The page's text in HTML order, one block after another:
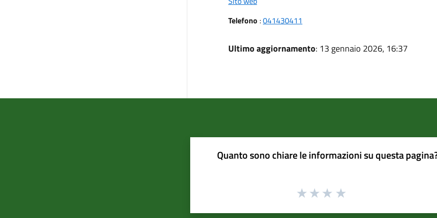
Telefono :041430411
Ultimo aggiornamento: 13 gennaio 2026, 16:37
Quanto sono chiare le informazioni su questa